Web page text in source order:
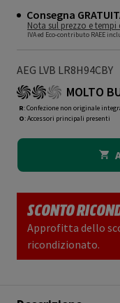
Consegna
Nota sul prezzo e tempi
IVA ed Eco-contributo RAEE
AEG LVB LR8H94CBY
MOLTO
R: Confezione non originale
O: Accessori principali presenti
SCONTO
Approfitta dello
ricondizionato.